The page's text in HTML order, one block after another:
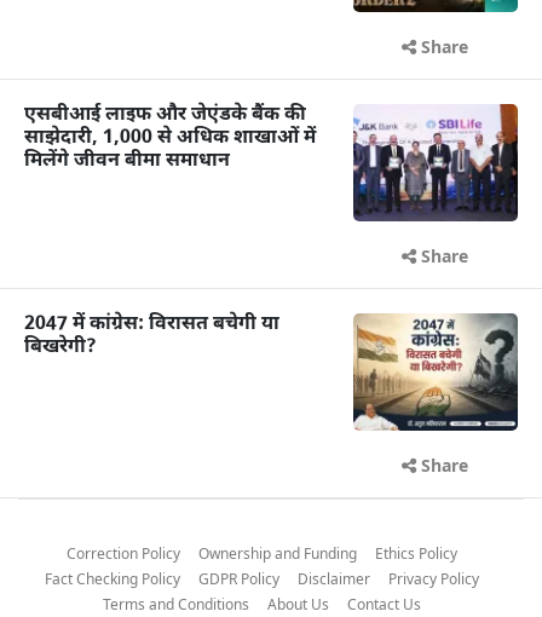
Share
एसबीआई लाइफ और जेएंडके बैंक की
साझेदारी, 1,000 से अधिक शाखाओं में
मिलेंगे जीवन बीमा समाधान
Share
2047 में कांग्रेस: विरासत बचेगी या
बिखरेगी?
Share
Correction Policy Ownership and Funding
Ethics Policy
Fact Checking Policy
GDPR Policy Disclaimer
Privacy Policy
Terms and Conditions
About Us Contact Us